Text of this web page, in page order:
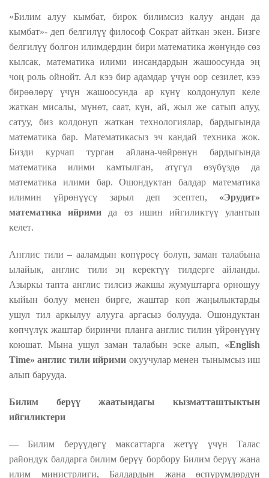
«Билим алуу кымбат, бирок билимсиз калуу андан да
кымбат»- деп белгилүү философ Сократ айткан экен. Бизге
белгилүү болгон илимдердин бири математика жөнүндө сөз
кылсак, математика илими инсандардын жашоосунда эң
чоң роль ойнойт. Ал кээ бир адамдар үчүн оор сезилет, кээ
бирөөлөрү үчүн жашоосунда ар күнү колдонулуп келе
жаткан мисалы, мүнөт, саат, күн, ай, жыл же сатып алуу,
сатуу, биз колдонуп жаткан технологиялар, бардыгында
математика бар. Математикасыз эч кандай техника жок.
Бизди курчап турган айлана-чөйрөнүн бардыгында
математика илими камтылган, атүгүл өзүбүздө да
математика илими бар. Ошондуктан балдар математика
илимин үйрөнүүсү зарыл деп эсептеп, «Эрудит»
математика ийрими да өз ишин ийгиликтүү улантып
келет.
Англис тили – ааламдын көпүрөсү болуп, заман талабына
ылайык, англис тили эӊ керектүү тилдерге айланды.
Азыркы тапта англис тилсиз жакшы жумуштарга орношуу
кыйын болуу менен бирге, жаштар көп жаӊылыктарды
ушул тил аркылуу алууга аргасыз болууда. Ошондуктан
көпчүлүк жаштар биринчи планга англис тилин үйрөнүүнү
коюшат. Мына ушул заман талабын эске алып, «English
Time» англис тили ийрими окуучулар менен тынымсыз иш
алып барууда.
Билим берүү жаатындагы кызматташтыктын
ийгиликтери
— Билим берүүдөгү максаттарга жетүү үчүн Талас
райондук балдарга билим берүү борбору Билим берүү жана
илим министрлиги, Балдардын жана өспүрүмдөрдүн